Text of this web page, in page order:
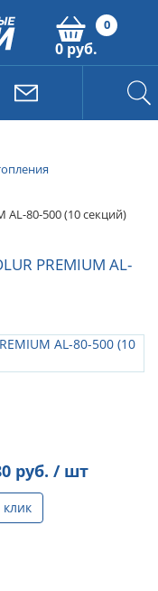
0
0 руб.
80-500 (10 секций)
PREMIUM AL-
руб. / шт